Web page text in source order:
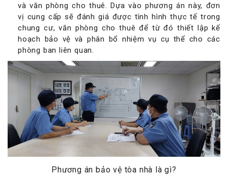
và văn phòng cho thuê. Dựa vào phương án này, đơn
vị cung cấp sẽ đánh giá được tình hình thực tế trong
chung cư, văn phòng cho thuê để từ đó thiết lập kế
hoạch bảo vệ và phân bổ nhiệm vụ cụ thể cho các
phòng ban liên quan.
Phương án bảo vệ tòa nhà là gì?